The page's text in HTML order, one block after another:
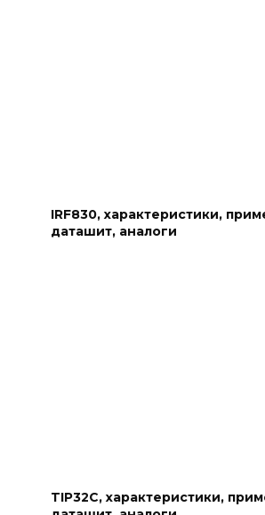
IRF830, характеристики,
даташит, аналоги
TIP32C, характеристики,